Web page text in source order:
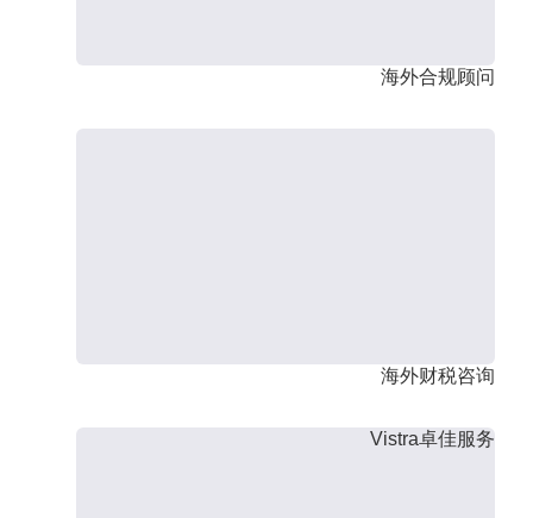
海外合规顾问
海外财税咨询
Vistra卓佳服务